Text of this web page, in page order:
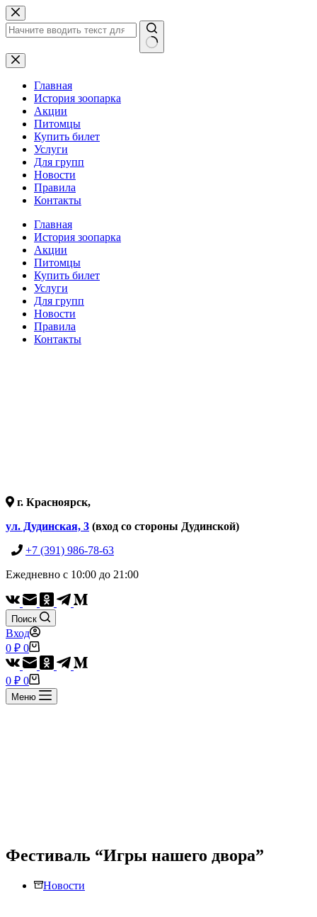
Перейти
к
сути
Ничего
не
найденоГлавная
История зоопарка
Акции
Питомцы
Купить билет
Услуги
Для групп
Новости
Правила
Контакты
Главная
История зоопарка
Акции
Питомцы
Купить билет
Услуги
Для групп
Новости
Правила
Контакты
г. Красноярск,
ул. Дудинская, 3 (вход со стороны Дудинской)
+7 (391) 986-78-63
Ежедневно с 10:00 до 21:00
Поиск
Вход
Корзина
0 ₽ 0
Корзина
0 ₽ 0
Меню
Фестиваль “Игры нашего двора”
Новости